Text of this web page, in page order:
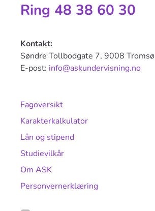
Fagoversikt
Karakterkalkulator
Lån og stipend
Studievilkår
Om ASK
Personvernerklæring
Ring 48 38 60 30
Kontakt:
Søndre Tollbodgate 7, 9008 Tromsø
E-post: info@askundervisning.no